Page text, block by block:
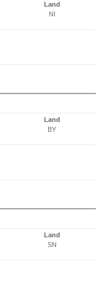
Land
NI
Land
BY
Land
SN